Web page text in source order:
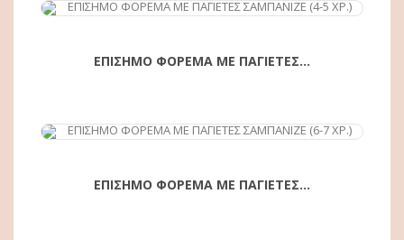
ΕΠΙΣΗΜΟ ΦΟΡΕΜΑ ΜΕ ΠΑΓΙΕΤΕΣ...
ΕΠΙΣΗΜΟ ΦΟΡΕΜΑ ΜΕ ΠΑΓΙΕΤΕΣ...